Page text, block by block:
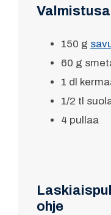
150 g
60 g
1 dl
1/2 tl
4 pullaa
ohje